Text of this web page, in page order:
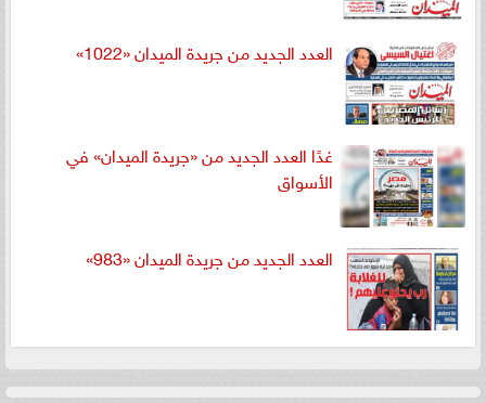
العدد الجديد من جريدة الميدان «1022»
غدًا العدد الجديد من «جريدة الميدان» في
الأسواق
العدد الجديد من جريدة الميدان «983»